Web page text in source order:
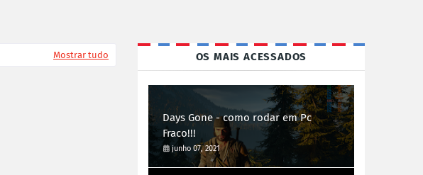
Mostrar tudo OS MAIS ACESSADOS
Days Gone - como rodar em Pc
Fraco!!!
junho 07, 2021